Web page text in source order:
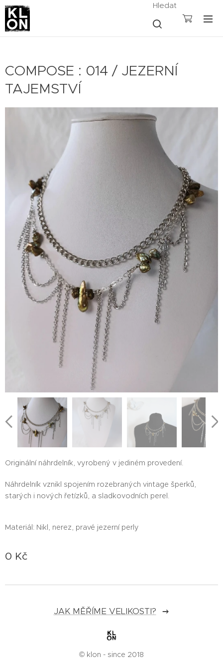
Hledat
COMPOSE : 014 / JEZERNÍ
TAJEMSTVÍ
Originální náhrdelník, vyrobený v jediném provedení.
Náhrdelník vznikl spojením rozebraných vintage šperků,
starých i nových řetízků, a sladkovodních perel.
Materiál: Nikl, nerez, pravé jezerní perly
0 Kč
JAK MĚŘÍME VELIKOSTI?
© klon - since 2018